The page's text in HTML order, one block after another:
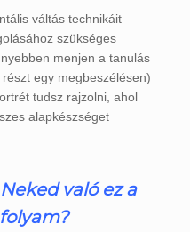
váltás technikáit
szükséges
menjen a tanulás
egy megbeszélésen)
tudsz rajzolni, ahol
alapkészséget
való ez a